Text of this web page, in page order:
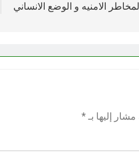
الامنيه و الوضع الانساني
إليها بـ *